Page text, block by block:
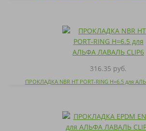
316.35 руб.
ПРОКЛАДКА NBR HT PORT-RING H=6.5 для